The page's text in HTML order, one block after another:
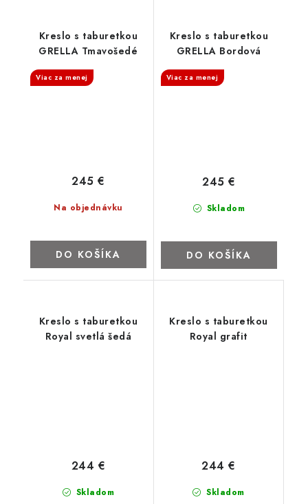
Kreslo s taburetkou
GRELLA Tmavošedé
Viac za menej
Na objednávku
245 €
DO KOŠÍKA
Kreslo s taburetkou
GRELLA Bordová
Viac za menej
Skladom
245 €
DO KOŠÍKA
Kreslo s taburetkou
Royal svetlá šedá
Skladom
244 €
Kreslo s taburetkou
Royal grafit
Skladom
244 €